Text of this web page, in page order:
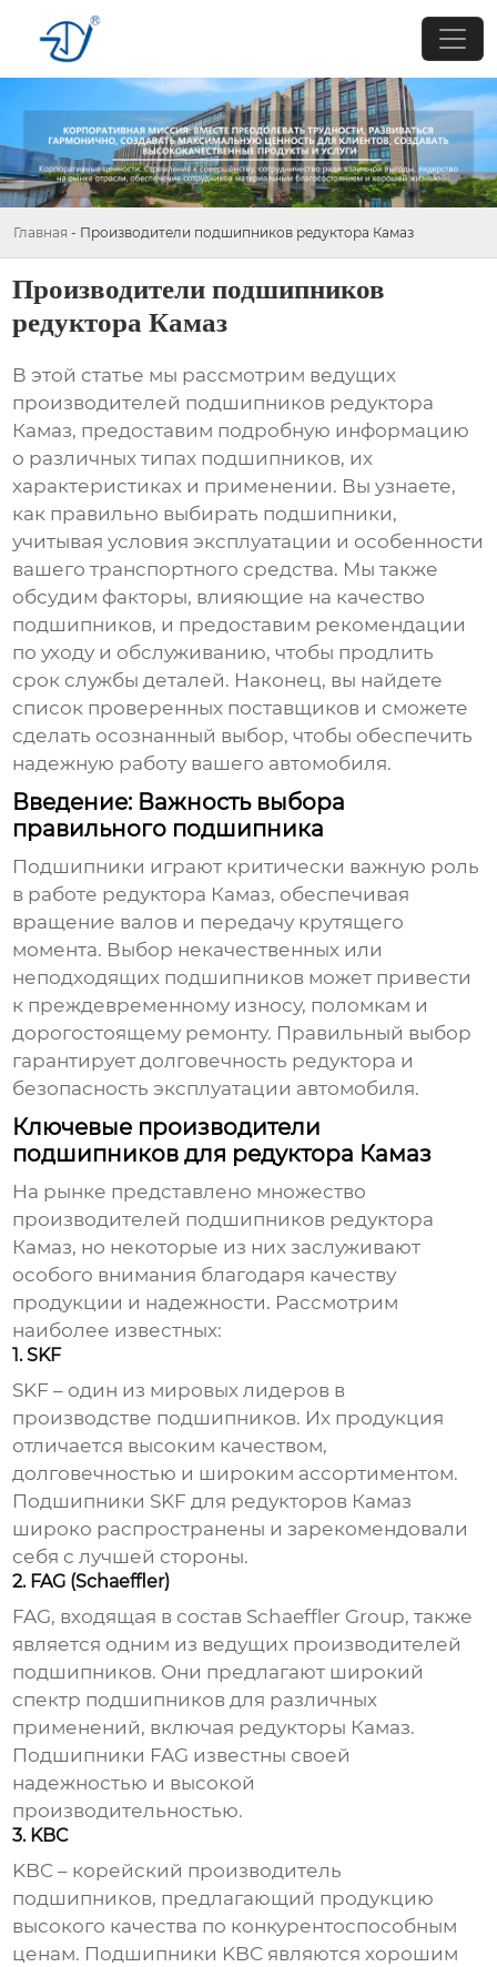
Главная - Производители подшипников редуктора Камаз
Производители подшипников
редуктора Камаз
В этой статье мы рассмотрим ведущих
производителей подшипников редуктора
Камаз, предоставим подробную информацию
о различных типах подшипников, их
характеристиках и применении. Вы узнаете,
как правильно выбирать подшипники,
учитывая условия эксплуатации и особенности
вашего транспортного средства. Мы также
обсудим факторы, влияющие на качество
подшипников, и предоставим рекомендации
по уходу и обслуживанию, чтобы продлить
срок службы деталей. Наконец, вы найдете
список проверенных поставщиков и сможете
сделать осознанный выбор, чтобы обеспечить
надежную работу вашего автомобиля.
Введение: Важность выбора
правильного подшипника
Подшипники играют критически важную роль
в работе редуктора Камаз, обеспечивая
вращение валов и передачу крутящего
момента. Выбор некачественных или
неподходящих подшипников может привести
к преждевременному износу, поломкам и
дорогостоящему ремонту. Правильный выбор
гарантирует долговечность редуктора и
безопасность эксплуатации автомобиля.
Ключевые производители
подшипников для редуктора Камаз
На рынке представлено множество
производителей подшипников редуктора
Камаз, но некоторые из них заслуживают
особого внимания благодаря качеству
продукции и надежности. Рассмотрим
наиболее известных:
1. SKF
SKF – один из мировых лидеров в
производстве подшипников. Их продукция
отличается высоким качеством,
долговечностью и широким ассортиментом.
Подшипники SKF для редукторов Камаз
широко распространены и зарекомендовали
себя с лучшей стороны.
2. FAG (Schaeffler)
FAG, входящая в состав Schaeffler Group, также
является одним из ведущих производителей
подшипников. Они предлагают широкий
спектр подшипников для различных
применений, включая редукторы Камаз.
Подшипники FAG известны своей
надежностью и высокой
производительностью.
3. KBC
KBC – корейский производитель
подшипников, предлагающий продукцию
высокого качества по конкурентоспособным
ценам. Подшипники KBC являются хорошим